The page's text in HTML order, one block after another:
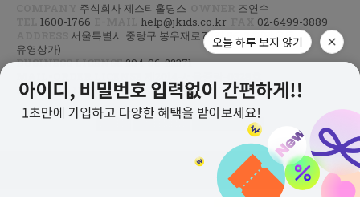
CJ대한통운(1588-1255)으로 반품접수 또는 인터넷사이트에서 온라인
접수 후 픽업요청해주세요.
교환/반품 : 경기도 고양시 덕양구 오금동 삼막3길 10 마포지사 1F
은평직영2팀 - 제이키즈
평균 상품 준비기간은 주말제외 2~4일까지 소요될수 있습니다.
(주말 및 공휴일 제외, 제주 도서 산간 지역은 추가로 1~2일이 더
소요됩니다.)
주문하신 상품이 입고가 늦어지는 상품이거나 주문 제작 상품일 경우엔
기일이 더 걸릴 수 있습니다.
신발이나 악세사리 카테고리 상품은 고객님 주문건 결제후 거래처에서
공급해오는 방식으로 같이 주문하시면 배송기간 평균 주말제외 3~5일
이상, 리오더 기간에는 한달정도 소요 되실수 있는점
지연되는 상품 발생시 출고가능 제품 먼저 부분발송하고 있으니 조금만
주식회사 제스티홀딩스
조연수
1600-1766 help@jkids.co.kr
02-6499-3889
서울특별시 중랑구 봉우재로70길 96, 3층(망우동,
유영상가)
BUSINESS LICENSE204-86-22371
PRIVACY INFO MANAGER조연수
개인정보처리방침
COPYRIGHT © 주식회사 제스티홀딩스 ALL RIGHTS RESERVED.
오늘 하루 보지 않기